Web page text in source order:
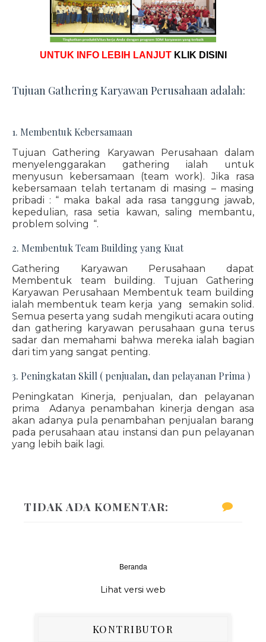
UNTUK INFO LEBIH LANJUT KLIK DISINI
Tujuan Gathering Karyawan Perusahaan adalah:
1. Membentuk Kebersamaan
Tujuan Gathering Karyawan Perusahaan dalam
menyelenggarakan gathering ialah untuk
menyusun kebersamaan (team work). Jika rasa
kebersamaan telah tertanam di masing – masing
pribadi : “ maka bakal ada rasa tanggung jawab,
kepedulian, rasa setia kawan, saling membantu,
problem solving “.
2. Membentuk Team Building yang Kuat
Gathering Karyawan Perusahaan dapat
Membentuk team building. Tujuan Gathering
Karyawan Perusahaan Membentuk team building
ialah membentuk team kerja yang semakin solid.
Semua peserta yang sudah mengikuti acara outing
dan gathering karyawan perusahaan guna terus
sadar dan memahami bahwa mereka ialah bagian
dari tim yang sangat penting.
3. Peningkatan Skill ( penjualan, dan pelayanan Prima )
Peningkatan Kinerja, penjualan, dan pelayanan
prima Adanya penambahan kinerja dengan asa
akan adanya pula penambahan penjualan barang
pada perusahaan atau instansi dan pun pelayanan
yang lebih baik lagi.
TIDAK ADA KOMENTAR:
Beranda
Lihat versi web
KONTRIBUTOR